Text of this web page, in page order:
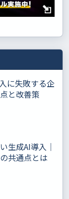
に失敗する企
と改善策
生成AI導入｜
共通点とは